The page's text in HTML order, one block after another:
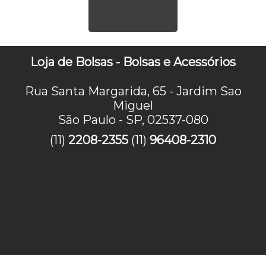
Loja de Bolsas - Bolsas e Acessórios
Rua Santa Margarida, 65 - Jardim Sao
Miguel
São Paulo - SP, 02537-080
(11) 2208-2355 (11) 96408-2310